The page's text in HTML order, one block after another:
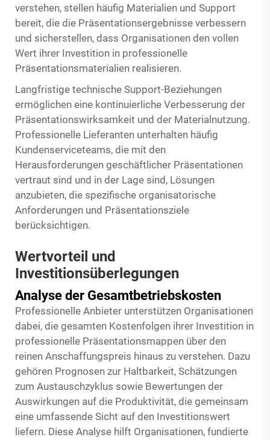
verstehen, stellen häufig Materialien und Support
bereit, die die Präsentationsergebnisse verbessern
und sicherstellen, dass Organisationen den vollen
Wert ihrer Investition in professionelle
Präsentationsmaterialien realisieren.
Langfristige technische Support-Beziehungen
ermöglichen eine kontinuierliche Verbesserung der
Präsentationswirksamkeit und der Materialnutzung.
Professionelle Lieferanten unterhalten häufig
Kundenserviceteams, die mit den
Herausforderungen geschäftlicher Präsentationen
vertraut sind und in der Lage sind, Lösungen
anzubieten, die spezifische organisatorische
Anforderungen und Präsentationsziele
berücksichtigen.
Wertvorteil und
Investitionsüberlegungen
Analyse der Gesamtbetriebskosten
Professionelle Anbieter unterstützen Organisationen
dabei, die gesamten Kostenfolgen ihrer Investition in
professionelle Präsentationsmappen über den
reinen Anschaffungspreis hinaus zu verstehen. Dazu
gehören Prognosen zur Haltbarkeit, Schätzungen
zum Austauschzyklus sowie Bewertungen der
Auswirkungen auf die Produktivität, die gemeinsam
eine umfassende Sicht auf den Investitionswert
liefern. Diese Analyse hilft Organisationen, fundierte